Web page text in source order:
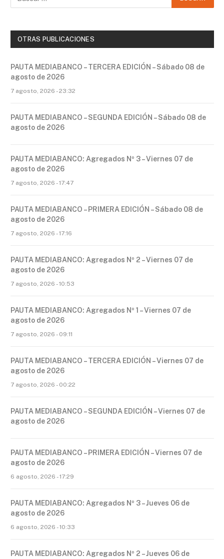
OTRAS PUBLICACIONES
PAUTA MEDIABANCO – TERCERA EDICIÓN – Sábado 08 de
agosto de 2026
7 agosto, 2026 - 23:32
PAUTA MEDIABANCO – SEGUNDA EDICIÓN – Sábado 08 de
agosto de 2026
PAUTA MEDIABANCO: Agregados Nº 3 – Viernes 07 de
agosto de 2026
7 agosto, 2026 - 17:47
PAUTA MEDIABANCO – PRIMERA EDICIÓN – Sábado 08 de
agosto de 2026
7 agosto, 2026 - 17:16
PAUTA MEDIABANCO: Agregados Nº 2 – Viernes 07 de
agosto de 2026
7 agosto, 2026 - 10:53
PAUTA MEDIABANCO: Agregados Nº 1 – Viernes 07 de
agosto de 2026
7 agosto, 2026 - 09:11
PAUTA MEDIABANCO – TERCERA EDICIÓN – Viernes 07 de
agosto de 2026
7 agosto, 2026 - 00:22
PAUTA MEDIABANCO – SEGUNDA EDICIÓN – Viernes 07 de
agosto de 2026
PAUTA MEDIABANCO – PRIMERA EDICIÓN – Viernes 07 de
agosto de 2026
6 agosto, 2026 - 17:29
PAUTA MEDIABANCO: Agregados Nº 3 – Jueves 06 de
agosto de 2026
6 agosto, 2026 - 10:33
PAUTA MEDIABANCO: Agregados Nº 2 – Jueves 06 de